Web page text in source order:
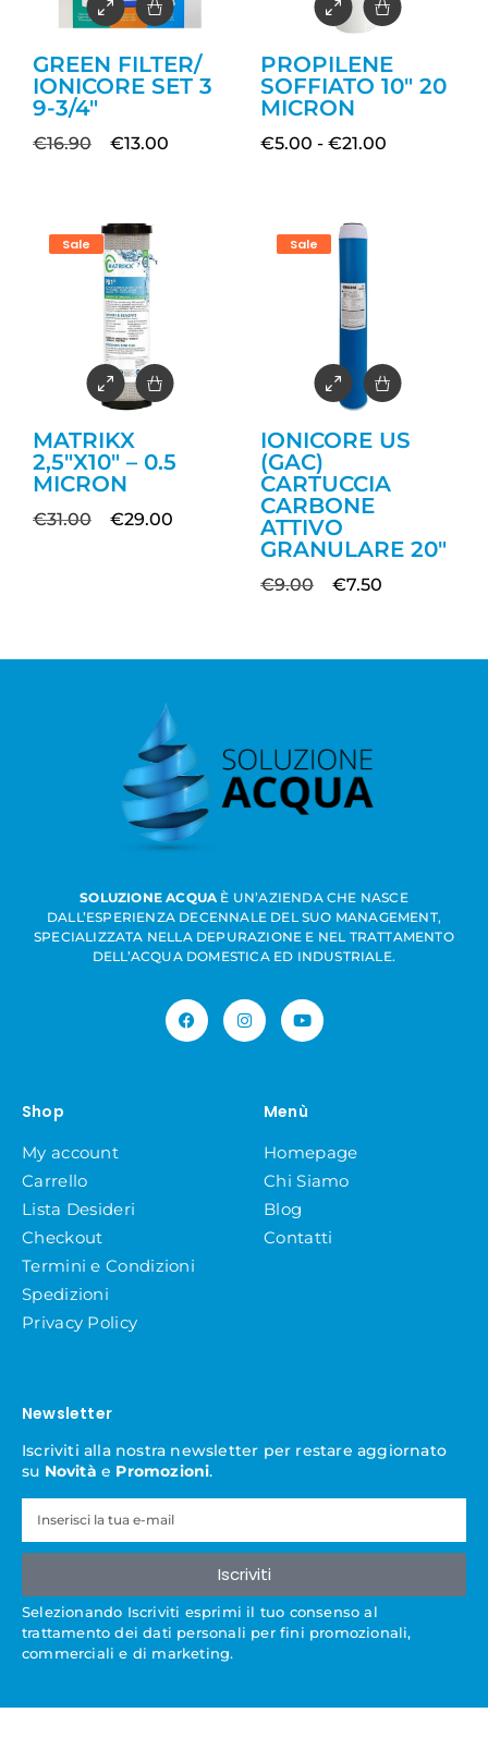
GREEN FILTER/
IONICORE SET 3
9-3/4″
€16.90 €13.00
PROPILENE
SOFFIATO 10″ 20
MICRON
€5.00 - €21.00
Sale
MATRIKX
2,5″X10″ – 0.5
MICRON
€31.00 €29.00
Sale
IONICORE US
(GAC)
CARTUCCIA
CARBONE
ATTIVO
GRANULARE 20″
€9.00 €7.50
SOLUZIONE ACQUA È UN’AZIENDA CHE NASCE
DALL’ESPERIENZA DECENNALE DEL SUO MANAGEMENT,
SPECIALIZZATA NELLA DEPURAZIONE E NEL TRATTAMENTO
DELL’ACQUA DOMESTICA ED INDUSTRIALE.
Shop
My account
Carrello
Lista Desideri
Checkout
Termini e Condizioni
Spedizioni
Privacy Policy
Menù
Homepage
Chi Siamo
Blog
Contatti
Newsletter
Iscriviti alla nostra newsletter per restare aggiornato
su Novità e Promozioni.
Iscriviti
Selezionando Iscriviti esprimi il tuo consenso al
trattamento dei dati personali per fini promozionali,
commerciali e di marketing.